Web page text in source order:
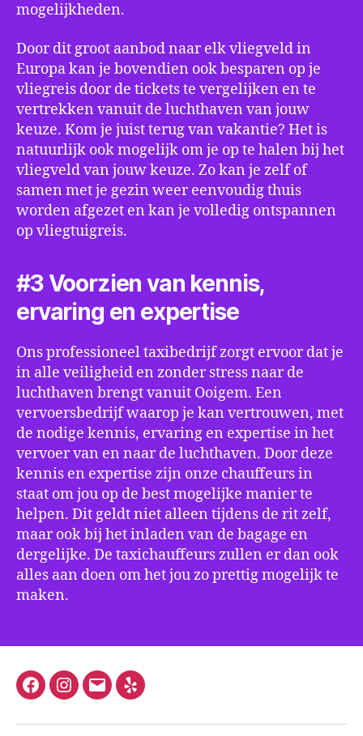
mogelijkheden.
Door dit groot aanbod naar elk vliegveld in
Europa kan je bovendien ook besparen op je
vliegreis door de tickets te vergelijken en te
vertrekken vanuit de luchthaven van jouw
keuze. Kom je juist terug van vakantie? Het is
natuurlijk ook mogelijk om je op te halen bij het
vliegveld van jouw keuze. Zo kan je zelf of
samen met je gezin weer eenvoudig thuis
worden afgezet en kan je volledig ontspannen
op vliegtuigreis.
#3 Voorzien van kennis,
ervaring en expertise
Ons professioneel taxibedrijf zorgt ervoor dat je
in alle veiligheid en zonder stress naar de
luchthaven brengt vanuit Ooigem. Een
vervoersbedrijf waarop je kan vertrouwen, met
de nodige kennis, ervaring en expertise in het
vervoer van en naar de luchthaven. Door deze
kennis en expertise zijn onze chauffeurs in
staat om jou op de best mogelijke manier te
helpen. Dit geldt niet alleen tijdens de rit zelf,
maar ook bij het inladen van de bagage en
dergelijke. De taxichauffeurs zullen er dan ook
alles aan doen om het jou zo prettig mogelijk te
maken.
FacebookInstagram
E-
Yelp